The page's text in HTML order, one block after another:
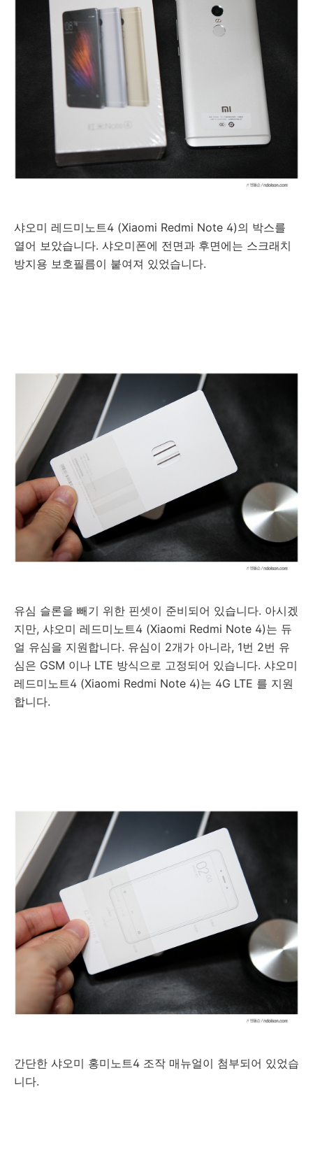
샤오미 레드미노트4 (Xiaomi Redmi Note 4)의 박스를
열어 보았습니다. 샤오미폰에 전면과 후면에는 스크래치
방지용 보호필름이 붙여져 있었습니다.
유심 슬론을 빼기 위한 핀셋이 준비되어 있습니다. 아시겠
지만, 샤오미 레드미노트4 (Xiaomi Redmi Note 4)는 듀
얼 유심을 지원합니다. 유심이 2개가 아니라, 1번 2번 유
심은 GSM 이나 LTE 방식으로 고정되어 있습니다. 샤오미
레드미노트4 (Xiaomi Redmi Note 4)는 4G LTE 를 지원
합니다.
간단한 샤오미 홍미노트4 조작 매뉴얼이 첨부되어 있었습
니다.